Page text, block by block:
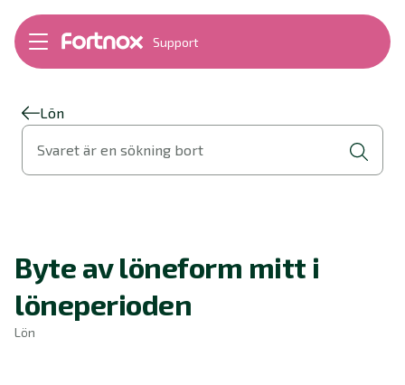
Support
Bokföring
Fakturering
Byt till Fortnox
Felsökning
Support Play
Nyheter
Ordlista
Lön
Svaret är en sökning bort
Byte av löneform mitt i
löneperioden
Lön